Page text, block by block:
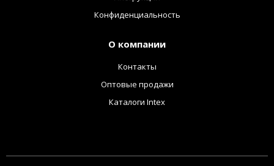
Конфиденциальность
О компании
Контакты
Оптовые продажи
Каталоги Intex